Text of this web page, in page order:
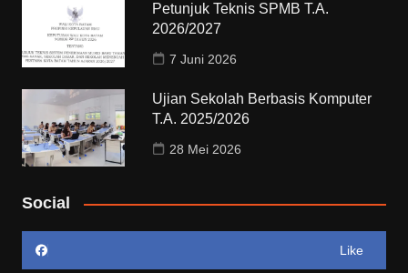
Petunjuk Teknis SPMB T.A.
2026/2027
7 Juni 2026
Ujian Sekolah Berbasis Komputer
T.A. 2025/2026
28 Mei 2026
Social
Like